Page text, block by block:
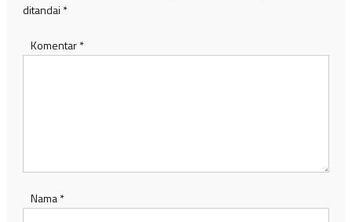
ditandai *
Komentar*
Nama*